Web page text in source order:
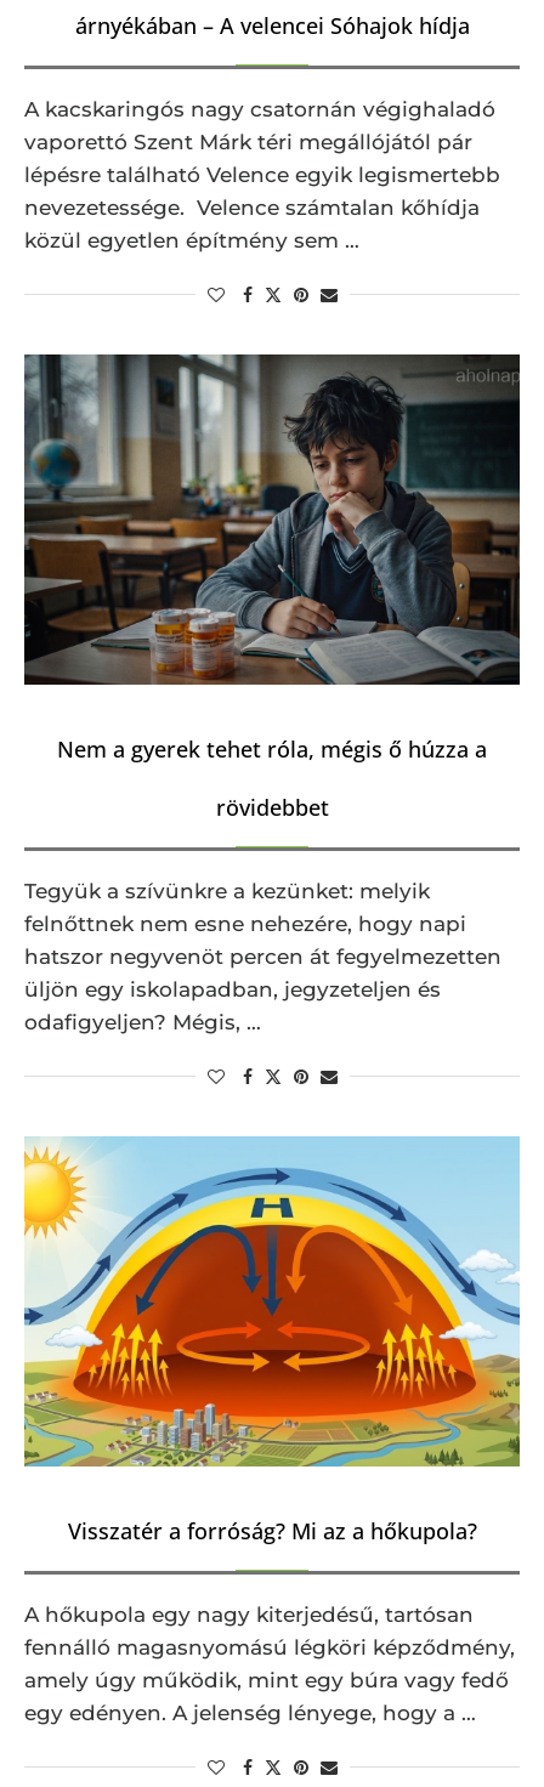
árnyékában – A velencei Sóhajok hídja
A kacskaringós nagy csatornán végighaladó
vaporettó Szent Márk téri megállójától pár
lépésre található Velence egyik legismertebb
nevezetessége. Velence számtalan kőhídja
közül egyetlen építmény sem …
Nem a gyerek tehet róla, mégis ő húzza a
rövidebbet
Tegyük a szívünkre a kezünket: melyik
felnőttnek nem esne nehezére, hogy napi
hatszor negyvenöt percen át fegyelmezetten
üljön egy iskolapadban, jegyzeteljen és
odafigyeljen? Mégis, …
Visszatér a forróság? Mi az a hőkupola?
A hőkupola egy nagy kiterjedésű, tartósan
fennálló magasnyomású légköri képződmény,
amely úgy működik, mint egy búra vagy fedő
egy edényen. A jelenség lényege, hogy a …